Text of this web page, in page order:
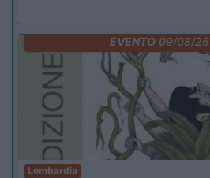
EVENTO09/08/26
Lombardia